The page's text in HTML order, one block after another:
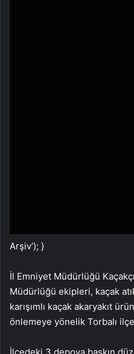
Arşiv‘); }
İl Emniyet Müdürlüğü
Müdürlüğü ekipleri, kaçak
karışımlı kaçak akaryakıt
önlemeye yönelik Torbalı